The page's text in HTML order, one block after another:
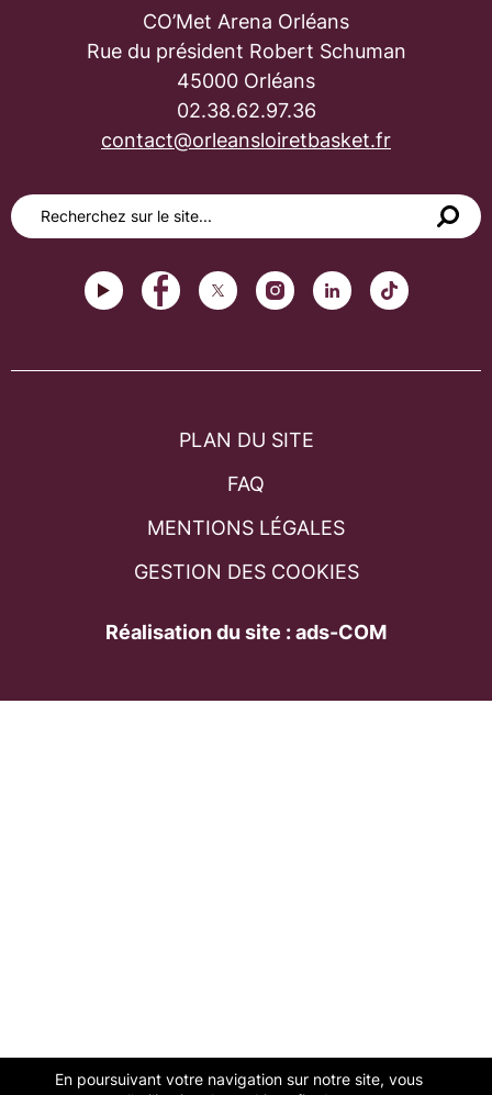
En poursuivant votre navigation sur notre site, vous
CO’Met Arena Orléans
Rue du président Robert Schuman
45000 Orléans
02.38.62.97.36
contact@orleansloiretbasket.fr
PLAN DU SITE
FAQ
MENTIONS LÉGALES
GESTION DES COOKIES
Réalisation du site : ads-COM